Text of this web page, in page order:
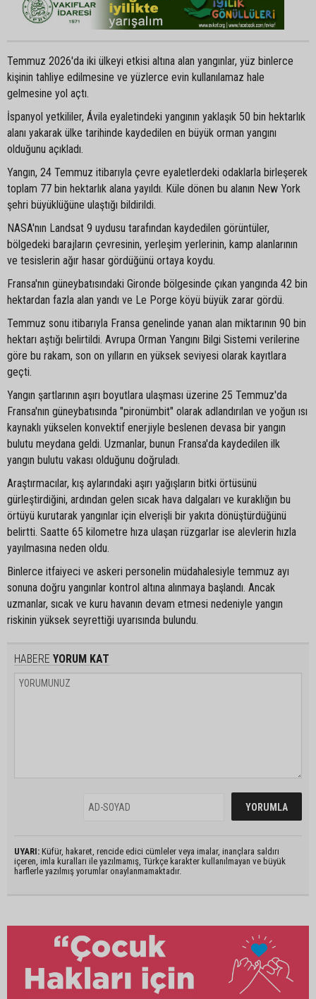
Temmuz 2026'da iki ülkeyi etkisi altına alan yangınlar, yüz binlerce
kişinin tahliye edilmesine ve yüzlerce evin kullanılamaz hale
gelmesine yol açtı.
İspanyol yetkililer, Ávila eyaletindeki yangının yaklaşık 50 bin hektarlık
alanı yakarak ülke tarihinde kaydedilen en büyük orman yangını
olduğunu açıkladı.
Yangın, 24 Temmuz itibarıyla çevre eyaletlerdeki odaklarla birleşerek
toplam 77 bin hektarlık alana yayıldı. Küle dönen bu alanın New York
şehri büyüklüğüne ulaştığı bildirildi.
NASA'nın Landsat 9 uydusu tarafından kaydedilen görüntüler,
bölgedeki barajların çevresinin, yerleşim yerlerinin, kamp alanlarının
ve tesislerin ağır hasar gördüğünü ortaya koydu.
Fransa'nın güneybatısındaki Gironde bölgesinde çıkan yangında 42 bin
hektardan fazla alan yandı ve Le Porge köyü büyük zarar gördü.
Temmuz sonu itibarıyla Fransa genelinde yanan alan miktarının 90 bin
hektarı aştığı belirtildi. Avrupa Orman Yangını Bilgi Sistemi verilerine
göre bu rakam, son on yılların en yüksek seviyesi olarak kayıtlara
geçti.
Yangın şartlarının aşırı boyutlara ulaşması üzerine 25 Temmuz'da
Fransa'nın güneybatısında "pironümbit" olarak adlandırılan ve yoğun ısı
kaynaklı yükselen konvektif enerjiyle beslenen devasa bir yangın
bulutu meydana geldi. Uzmanlar, bunun Fransa'da kaydedilen ilk
yangın bulutu vakası olduğunu doğruladı.
Araştırmacılar, kış aylarındaki aşırı yağışların bitki örtüsünü
gürleştirdiğini, ardından gelen sıcak hava dalgaları ve kuraklığın bu
örtüyü kurutarak yangınlar için elverişli bir yakıta dönüştürdüğünü
belirtti. Saatte 65 kilometre hıza ulaşan rüzgarlar ise alevlerin hızla
yayılmasına neden oldu.
Binlerce itfaiyeci ve askeri personelin müdahalesiyle temmuz ayı
sonuna doğru yangınlar kontrol altına alınmaya başlandı. Ancak
uzmanlar, sıcak ve kuru havanın devam etmesi nedeniyle yangın
riskinin yüksek seyrettiği uyarısında bulundu.
HABERE YORUM KAT
UYARI: Küfür, hakaret, rencide edici cümleler veya imalar, inançlara saldırı
içeren, imla kuralları ile yazılmamış, Türkçe karakter kullanılmayan ve büyük
harflerle yazılmış yorumlar onaylanmamaktadır.